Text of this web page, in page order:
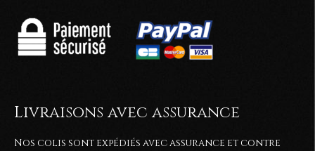
Livraisons avec assurance
Nos colis sont expédiés avec assurance et contre